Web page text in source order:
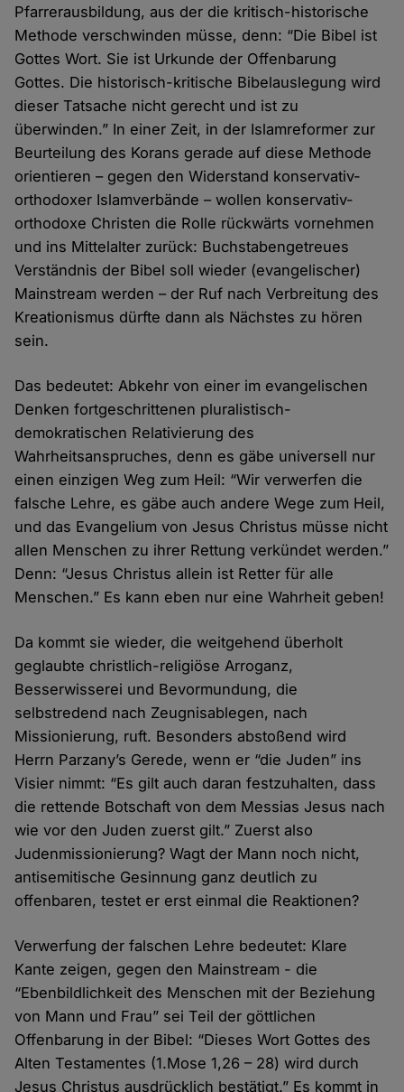
Pfarrerausbildung, aus der die kritisch-historische
Methode verschwinden müsse, denn: “Die Bibel ist
Gottes Wort. Sie ist Urkunde der Offenbarung
Gottes. Die historisch-kritische Bibelauslegung wird
dieser Tatsache nicht gerecht und ist zu
überwinden.” In einer Zeit, in der Islamreformer zur
Beurteilung des Korans gerade auf diese Methode
orientieren – gegen den Widerstand konservativ-
orthodoxer Islamverbände – wollen konservativ-
orthodoxe Christen die Rolle rückwärts vornehmen
und ins Mittelalter zurück: Buchstabengetreues
Verständnis der Bibel soll wieder (evangelischer)
Mainstream werden – der Ruf nach Verbreitung des
Kreationismus dürfte dann als Nächstes zu hören
sein.
Das bedeutet: Abkehr von einer im evangelischen
Denken fortgeschrittenen pluralistisch-
demokratischen Relativierung des
Wahrheitsanspruches, denn es gäbe universell nur
einen einzigen Weg zum Heil: “Wir verwerfen die
falsche Lehre, es gäbe auch andere Wege zum Heil,
und das Evangelium von Jesus Christus müsse nicht
allen Menschen zu ihrer Rettung verkündet werden.”
Denn: “Jesus Christus allein ist Retter für alle
Menschen.” Es kann eben nur eine Wahrheit geben!
Da kommt sie wieder, die weitgehend überholt
geglaubte christlich-religiöse Arroganz,
Besserwisserei und Bevormundung, die
selbstredend nach Zeugnisablegen, nach
Missionierung, ruft. Besonders abstoßend wird
Herrn Parzany’s Gerede, wenn er “die Juden” ins
Visier nimmt: “Es gilt auch daran festzuhalten, dass
die rettende Botschaft von dem Messias Jesus nach
wie vor den Juden zuerst gilt.” Zuerst also
Judenmissionierung? Wagt der Mann noch nicht,
antisemitische Gesinnung ganz deutlich zu
offenbaren, testet er erst einmal die Reaktionen?
Verwerfung der falschen Lehre bedeutet: Klare
Kante zeigen, gegen den Mainstream - die
“Ebenbildlichkeit des Menschen mit der Beziehung
von Mann und Frau” sei Teil der göttlichen
Offenbarung in der Bibel: “Dieses Wort Gottes des
Alten Testamentes (1.Mose 1,26 – 28) wird durch
Jesus Christus ausdrücklich bestätigt.” Es kommt in